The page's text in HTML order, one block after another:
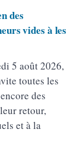
des
vides à les
5 août 2026,
toutes les
des
retour,
et à la